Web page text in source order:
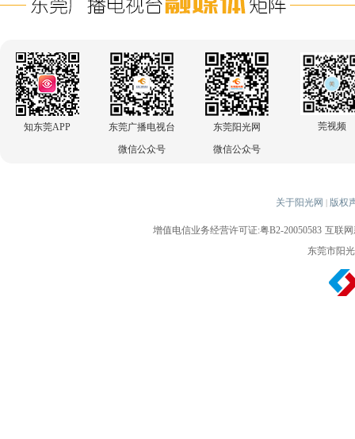
知东莞APP
东莞广播电视台
微信公众号
东莞阳光网
微信公众号
莞视频
关于阳光网 | 版权
增值电信业务经营许可证:粤B2-20050583 互联网
东莞市阳